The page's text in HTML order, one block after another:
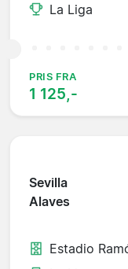
La Liga
PRIS FRA
1 125,-
Sevilla
Alaves
Estadio